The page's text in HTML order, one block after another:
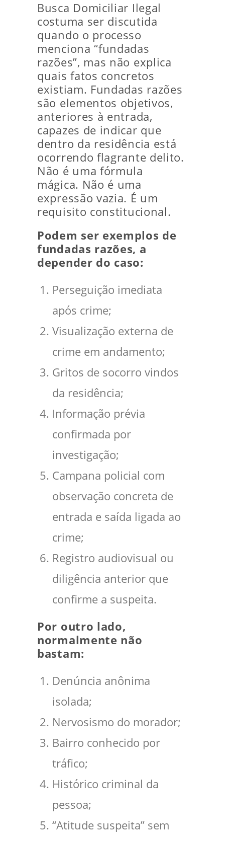
Busca Domiciliar Ilegal
costuma ser discutida
quando o processo
menciona “fundadas
razões”, mas não explica
quais fatos concretos
existiam. Fundadas razões
são elementos objetivos,
anteriores à entrada,
capazes de indicar que
dentro da residência está
ocorrendo flagrante delito.
Não é uma fórmula
mágica. Não é uma
expressão vazia. É um
requisito constitucional.
Podem ser exemplos de
fundadas razões, a
depender do caso:
Perseguição imediata
após crime;
Visualização externa de
crime em andamento;
Gritos de socorro vindos
da residência;
Informação prévia
confirmada por
investigação;
Campana policial com
observação concreta de
entrada e saída ligada ao
crime;
Registro audiovisual ou
diligência anterior que
confirme a suspeita.
Por outro lado,
normalmente não
bastam:
Denúncia anônima
isolada;
Nervosismo do morador;
Bairro conhecido por
tráfico;
Histórico criminal da
pessoa;
“Atitude suspeita” sem